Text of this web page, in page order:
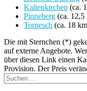
Kaltenkirchen (ca.
Pinneberg (ca. 12,5
Tornesch (ca. 18
Die mit Sternchen (*)
auf externe Angebote.
über diesen Link einen
Provision. Der Preis
Suchen
nach: